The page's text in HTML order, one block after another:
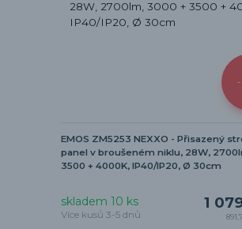
EMOS ZM5253 NEXXO - Přisazený
panel v broušeném niklu, 28W,
3500 + 4000K, IP40/IP20, Ø 30cm
1
skladem 10 ks
Více kusů 3-5 dnů